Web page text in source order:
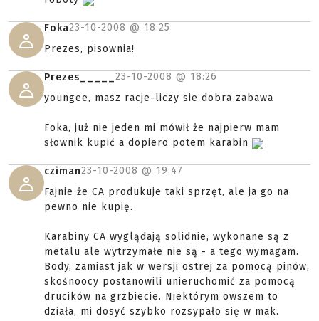
Foka23-10-2008 @ 18:25
Prezes, pisownia!
Prezes_____ 23-10-2008 @ 18:26
youngee, masz racje-liczy sie dobra zabawa
Foka, już nie jeden mi mówił że najpierw mam
słownik kupić a dopiero potem karabin
cziman23-10-2008 @ 19:47
Fajnie że CA produkuje taki sprzęt, ale ja go na
pewno nie kupię.
Karabiny CA wyglądają solidnie, wykonane są z
metalu ale wytrzymałe nie są - a tego wymagam.
Body, zamiast jak w wersji ostrej za pomocą pinów,
skośnoocy postanowili unieruchomić za pomocą
drucików na grzbiecie. Niektórym owszem to
działa, mi dosyć szybko rozsypało się w mak.